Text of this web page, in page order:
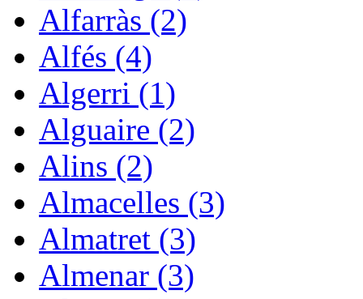
Alfarràs (2)
Alfés (4)
Algerri (1)
Alguaire (2)
Alins (2)
Almacelles (3)
Almatret (3)
Almenar (3)